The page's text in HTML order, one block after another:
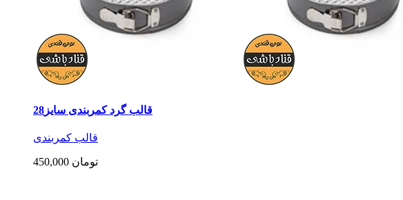
قالب گرد کمربندی سایز28
قالب کمربندی
450,000 تومان